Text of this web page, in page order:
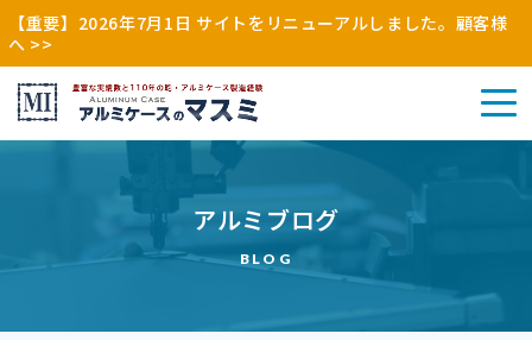
【重要】2026年7月1日 サイトをリニューアルしました。顧客様
へ >>
アル
ミケ
ース
（特
注）
その
（木
枠・
アルミブログ
BLOG